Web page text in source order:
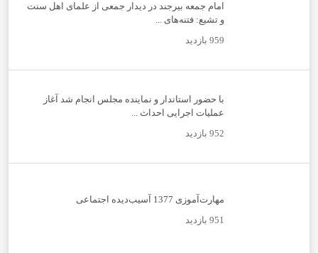
امام جمعه بیرجند در دیدار جمعی از علمای اهل سنت
و تشیع: فتنه‌های ...
959 بازدید
با حضور استاندار و نماینده مجلس انجام شد آغاز
عملیات اجرایی احداث ...
952 بازدید
مهارت‌آموزی 1377 آسیب‌دیده اجتماعی
951 بازدید